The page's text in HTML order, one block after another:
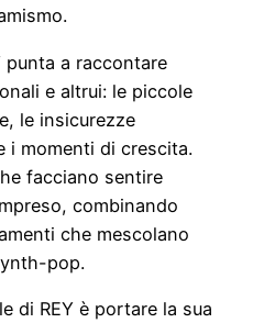
punta a raccontare
e altrui: le piccole
le insicurezze
i momenti di crescita.
facciano sentire
combinando
che mescolano
pop.
di REY è portare la sua